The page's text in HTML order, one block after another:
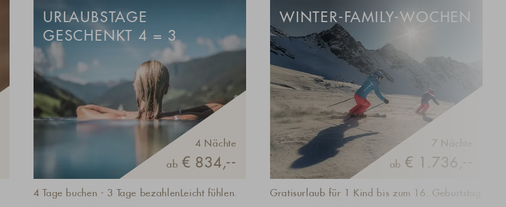
URLAUBSTAGE
GESCHENKT 4 = 3
4 Nächte
ab € 834,--
4 Tage buchen - 3 Tage bezahlenLeicht fühlen.
WINTER-FAMILY-WOCHEN
7 Nächte
ab € 1.736,--
Gratisurlaub für 1 Kind bis zum 16. Geburtstag